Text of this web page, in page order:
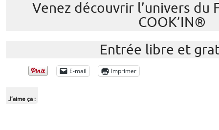
Venez découvrir l’univers du
COOK’IN®
Entrée libre et
E-mail Imprimer
J’aime ça :